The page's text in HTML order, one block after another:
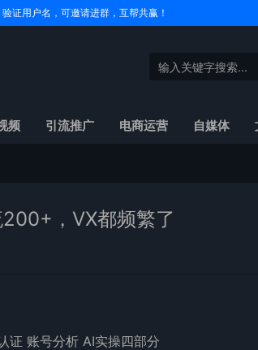
证用户名，可邀请进群，互帮共赢！
频 引流推广 电商运营 自媒体
，VX都频繁了
证 账号分析 AI实操四部分